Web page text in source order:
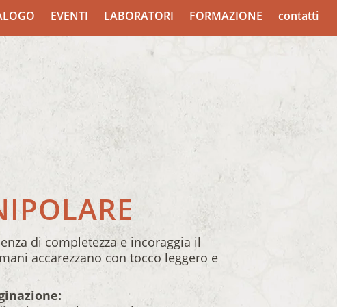
EVENTI LABORATORI FORMAZIONE contatti
di completezza e incoraggia il
accarezzano con tocco leggero e